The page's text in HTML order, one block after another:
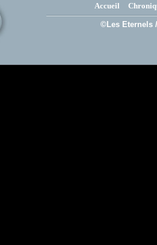
Accueil
©Les Eternels